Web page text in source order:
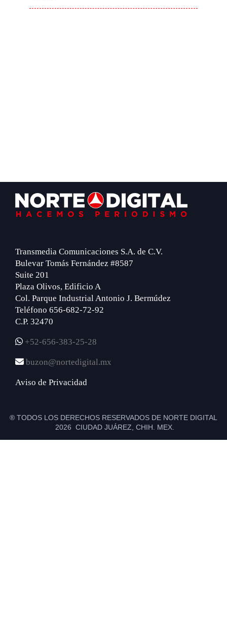
Footer
Transmedia Comunicaciones S.A. de C.V.
Bulevar Tomás Fernández #8587
Suite 201
Plaza Olivos, Edificio A
Col. Parque Industrial Antonio J. Bermúdez
Teléfono 656-682-72-92
C.P. 32470
+52-656-383-25-28
buzon@nortedigital.mx
Aviso de Privacidad
® TODOS LOS DERECHOS RESERVADOS DE NORTE DIGITAL
2026 CIUDAD JUÁREZ, CHIH. MEX.